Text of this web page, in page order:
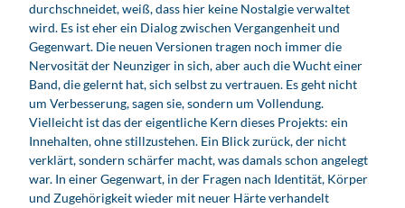
durchschneidet, weiß, dass hier keine Nostalgie verwaltet
wird. Es ist eher ein Dialog zwischen Vergangenheit und
Gegenwart. Die neuen Versionen tragen noch immer die
Nervosität der Neunziger in sich, aber auch die Wucht einer
Band, die gelernt hat, sich selbst zu vertrauen. Es geht nicht
um Verbesserung, sagen sie, sondern um Vollendung.
Vielleicht ist das der eigentliche Kern dieses Projekts: ein
Innehalten, ohne stillzustehen. Ein Blick zurück, der nicht
verklärt, sondern schärfer macht, was damals schon angelegt
war. In einer Gegenwart, in der Fragen nach Identität, Körper
und Zugehörigkeit wieder mit neuer Härte verhandelt